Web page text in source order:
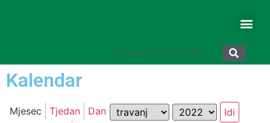
Kalendar
Mjesec Tjedan Dan Mjesec
Godina